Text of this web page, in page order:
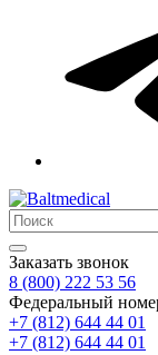
Заказать звонок
8 (800) 222 53 56
Федеральный
+7 (812) 644 44 01
+7 (812) 644 44 01